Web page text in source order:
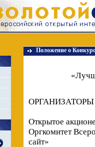
Положение о
ОРГАНИЗАТОРЫ
Открытое
Оргкомитет
сайт»